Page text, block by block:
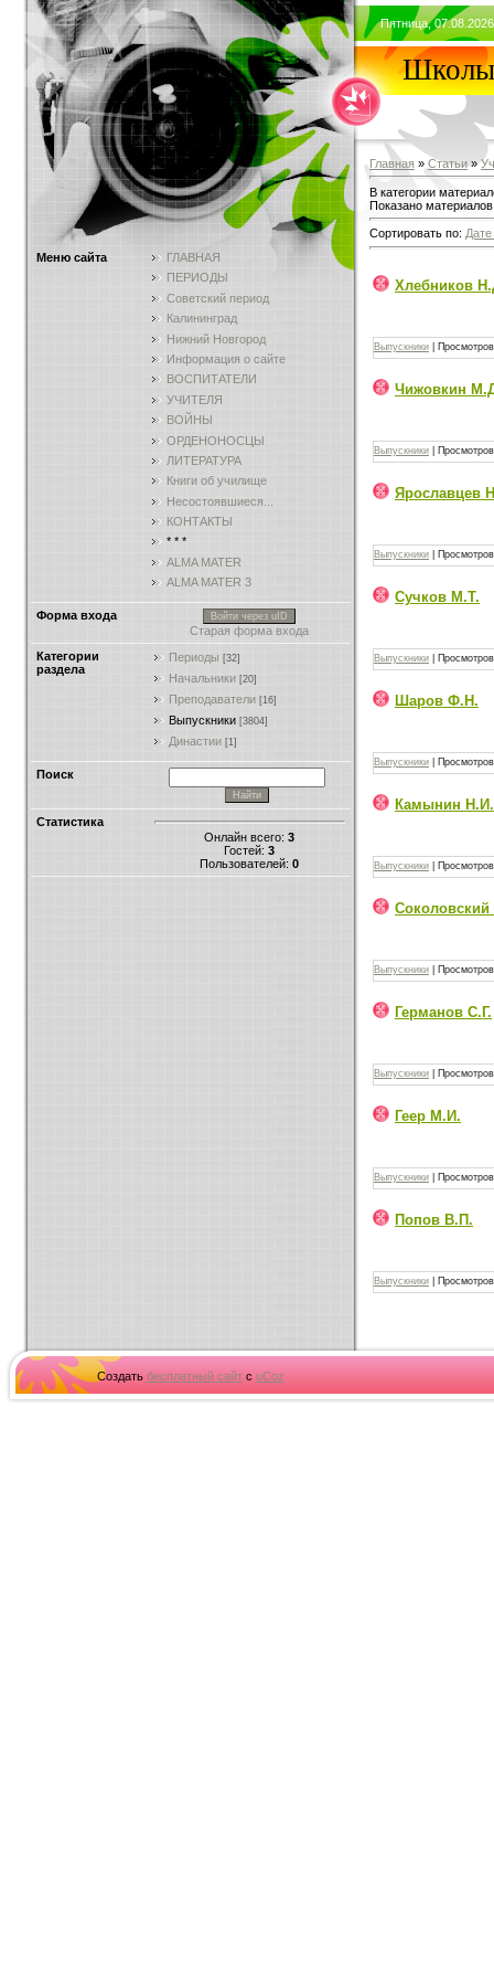
Меню сайта
ГЛАВНАЯ
ПЕРИОДЫ
Советский период
Калининград
Нижний Новгород
Информация о сайте
ВОСПИТАТЕЛИ
УЧИТЕЛЯ
ВОЙНЫ
ОРДЕНОНОСЦЫ
ЛИТЕРАТУРА
Книги об училище
Несостоявшиеся...
КОНТАКТЫ
* * *
ALMA MATER
ALMA MATER 3
Форма входа Войти через uID
Старая форма входа
Категории
раздела
Периоды [32]
Начальники [20]
Преподаватели [16]
Выпускники [3804]
Династии [1]
Поиск
Статистика
Онлайн всего: 3
Гостей: 3
Пользователей: 0
Пятница,
Школы
Главная » Статьи »
В категории
Показано материалов
Сортировать по: Дате
Хлебников
Выпускники
Чижовкин
Выпускники
Ярославцев
Выпускники
Сучков М.Т.
Выпускники
Шаров Ф.Н.
Выпускники
Камынин Н.И.
Выпускники
Выпускники
Германов С.Г.
Выпускники
Геер М.И.
Выпускники
Попов В.П.
Выпускники
Создать бесплатный сайтс uCoz